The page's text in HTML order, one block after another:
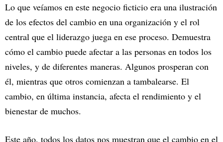
Lo que veíamos en este negocio ficticio era una ilustración
de los efectos del cambio en una organización y el rol
central que el liderazgo juega en ese proceso. Demuestra
cómo el cambio puede afectar a las personas en todos los
niveles, y de diferentes maneras. Algunos prosperan con
él, mientras que otros comienzan a tambalearse. El
cambio, en última instancia, afecta el rendimiento y el
bienestar de muchos.
Este año, todos los datos nos muestran que el cambio en el